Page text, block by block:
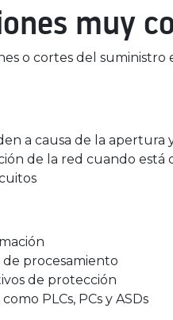
muy
o cortes del
a causa de la
de la red cuando
de procesamiento
de protección
PLCs, PCs y ASDs